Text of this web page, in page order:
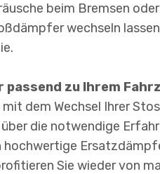
beim Bremsen
wechseln
passend zu Ihrem
dem Wechsel Ihrer
die notwendige
hochwertige
Sie wieder von